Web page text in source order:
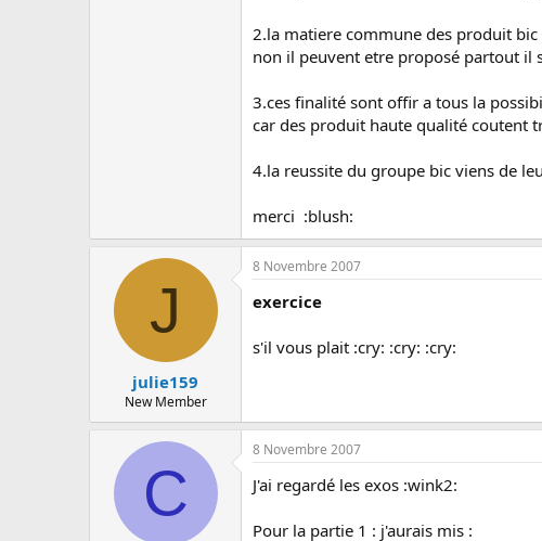
2.la matiere commune des produit bic
non il peuvent etre proposé partout il
3.ces finalité sont offir a tous la
car des produit haute qualité coutent
4.la reussite du groupe bic viens de
merci :blush:
J
julie159
New Member
8 Novembre 2007
exercice
s'il vous plait :cry: :cry: :cry:
C
8 Novembre 2007
J'ai regardé les exos :wink2:
Pour la partie 1 : j'aurais mis :